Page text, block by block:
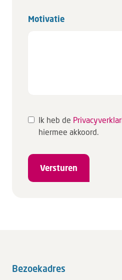
Motivatie
Ik heb de
hiermee akkoord.
Versturen
Bezoekadres